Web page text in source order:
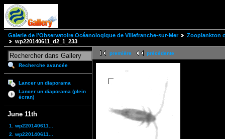
Galerie de l'Observatoire Océanologique de Villefranche-sur-Mer
Zooplankton
wp220140611_d2_1_233
Recherche avancée
Lancer un diaporama
Lancer un diaporama (plein
écran)
June 11th
1. wp220140611...
2. wp220140611...
première précédente